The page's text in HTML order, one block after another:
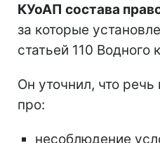
КУоАП состава
за которые
статьей 110 Водного
Он уточнил, что речь
про:
несоблюдение